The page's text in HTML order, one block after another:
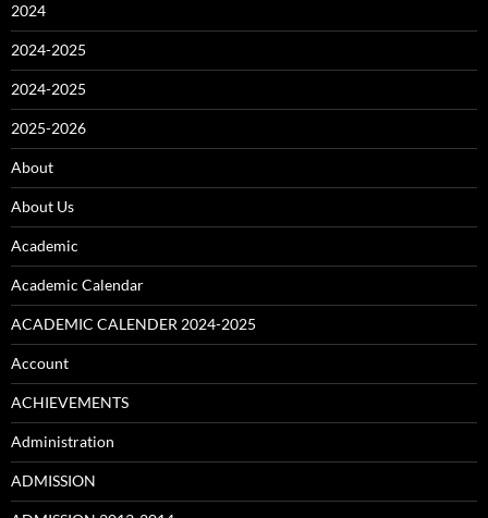
2024
2024-2025
2024-2025
2025-2026
About
About Us
Academic
Academic Calendar
ACADEMIC CALENDER 2024-2025
Account
ACHIEVEMENTS
Administration
ADMISSION